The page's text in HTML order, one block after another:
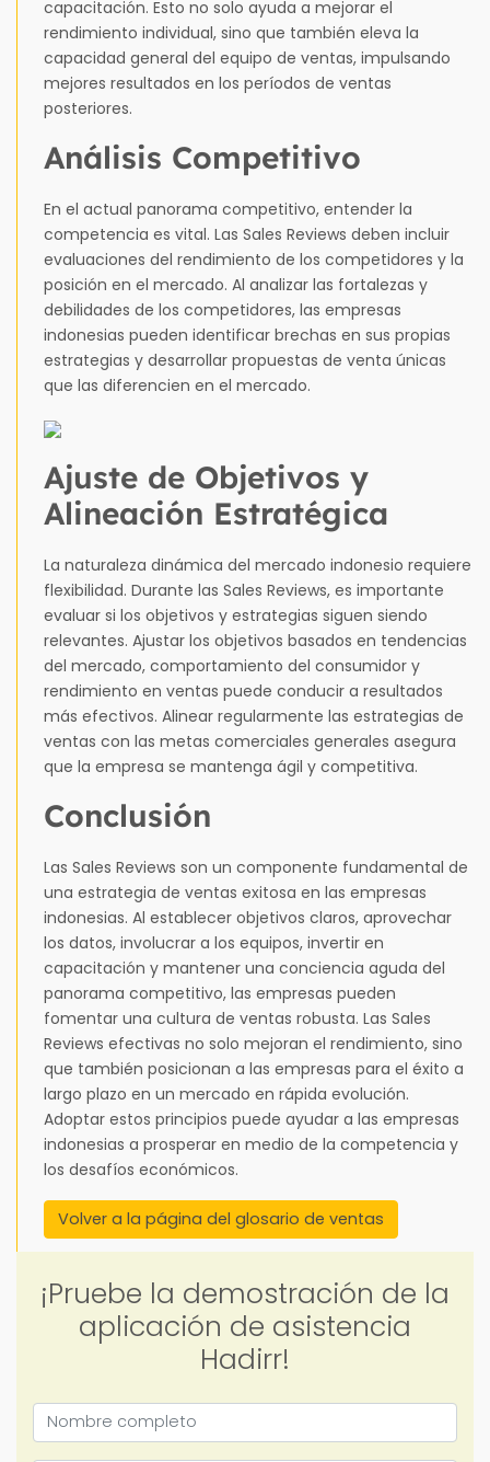
capacitación. Esto no solo ayuda a mejorar el
rendimiento individual, sino que también eleva la
capacidad general del equipo de ventas, impulsando
mejores resultados en los períodos de ventas
posteriores.
Análisis Competitivo
En el actual panorama competitivo, entender la
competencia es vital. Las Sales Reviews deben incluir
evaluaciones del rendimiento de los competidores y la
posición en el mercado. Al analizar las fortalezas y
debilidades de los competidores, las empresas
indonesias pueden identificar brechas en sus propias
estrategias y desarrollar propuestas de venta únicas
que las diferencien en el mercado.
Ajuste de Objetivos y
Alineación Estratégica
La naturaleza dinámica del mercado indonesio requiere
flexibilidad. Durante las Sales Reviews, es importante
evaluar si los objetivos y estrategias siguen siendo
relevantes. Ajustar los objetivos basados en tendencias
del mercado, comportamiento del consumidor y
rendimiento en ventas puede conducir a resultados
más efectivos. Alinear regularmente las estrategias de
ventas con las metas comerciales generales asegura
que la empresa se mantenga ágil y competitiva.
Conclusión
Las Sales Reviews son un componente fundamental de
una estrategia de ventas exitosa en las empresas
indonesias. Al establecer objetivos claros, aprovechar
los datos, involucrar a los equipos, invertir en
capacitación y mantener una conciencia aguda del
panorama competitivo, las empresas pueden
fomentar una cultura de ventas robusta. Las Sales
Reviews efectivas no solo mejoran el rendimiento, sino
que también posicionan a las empresas para el éxito a
largo plazo en un mercado en rápida evolución.
Adoptar estos principios puede ayudar a las empresas
indonesias a prosperar en medio de la competencia y
los desafíos económicos.
Volver a la página del glosario de ventas